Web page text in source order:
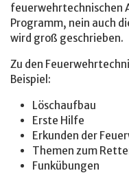
feuerwehrtechnischen
Programm, nein auch
wird groß geschrieben.
Zu den
Beispiel:
Löschaufbau
Erste Hilfe
Erkunden der
Themen zum
Funkübungen